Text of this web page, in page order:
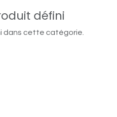
défini
dans cette catégorie.